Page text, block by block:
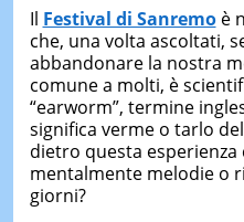
Il Festival di Sanremoè
che, una volta ascoltati,
abbandonare la nostra
comune a molti, è
“earworm”, termine
significa verme o tarlo
dietro questa
mentalmente melodie o
giorni?